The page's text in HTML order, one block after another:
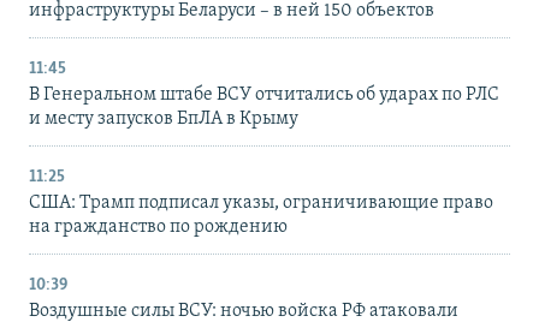
инфраструктуры Беларуси – в ней 150 объектов
11:45
В Генеральном штабе ВСУ отчитались об ударах по РЛС
и месту запусков БпЛА в Крыму
11:25
США: Трамп подписал указы, ограничивающие право
на гражданство по рождению
10:39
Воздушные силы ВСУ: ночью войска РФ атаковали